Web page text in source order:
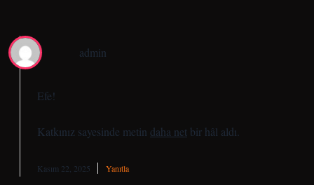
admin
Efe!
Katkınız sayesinde metin daha net bir hâl aldı.
Kasım 22, 2025 Yanıtla